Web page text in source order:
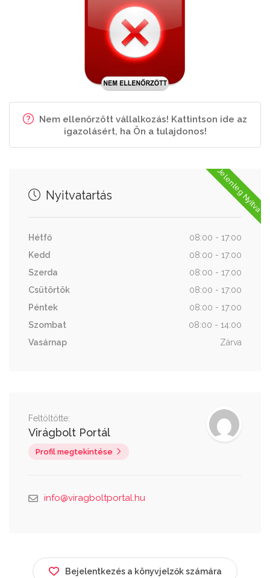
Nem ellenőrzött vállalkozás! Kattintson ide az
igazolásért, ha Ön a tulajdonos!
Jelenleg Nyitva
Nyitvatartás
Hétfő
08:00 - 17:00
Kedd
08:00 - 17:00
Szerda
08:00 - 17:00
Csütörtök
08:00 - 17:00
Péntek
08:00 - 17:00
Szombat
08:00 - 14:00
Vasárnap
Zárva
Feltöltötte:
Virágbolt Portál
Profil megtekintése
info@viragboltportal.hu
Bejelentkezés a könyvjelzők számára